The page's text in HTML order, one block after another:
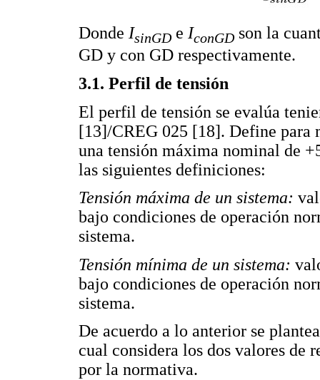
Donde IsinGDe IconGDson la
GD y con GD respectivamente.
3.1. Perfil de tensión
El perfil de tensión se evalúa
[13]/CREG 025 [18]. Define para
una tensión máxima nominal de
las siguientes definiciones:
Tensión máxima de un sistema:
bajo condiciones de operación
sistema.
Tensión mínima de un sistema:
bajo condiciones de operación
sistema.
De acuerdo a lo anterior se
cual considera los dos valores de
por la normativa.